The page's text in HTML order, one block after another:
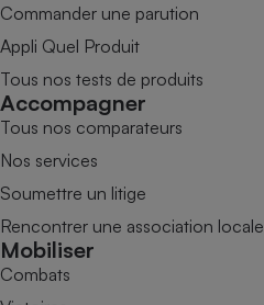
Commander une parution
Appli Quel Produit
Tous nos tests de produits
Accompagner
Tous nos comparateurs
Nos services
Soumettre un litige
Rencontrer une association locale
Mobiliser
Combats